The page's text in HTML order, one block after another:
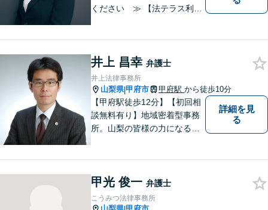
ください ≫ 【法テラス利用
護士には、守秘義務がありま
すので、ご安心してご相談を
いただければと思います。
井上 昌幸 弁護士
井上法律事務所
山梨県|甲府市 甲府駅 から徒歩10分
【甲府駅徒歩12分】【初回相
談無料有り】地域密着型事務
所。山梨の皆様の力になるべ
なんでもご相談ください。将
来を見据えた適切なソリュー
ションをご提案いたします。
詳細を見
る
甲光 俊一 弁護士
こうみつ法律事務所